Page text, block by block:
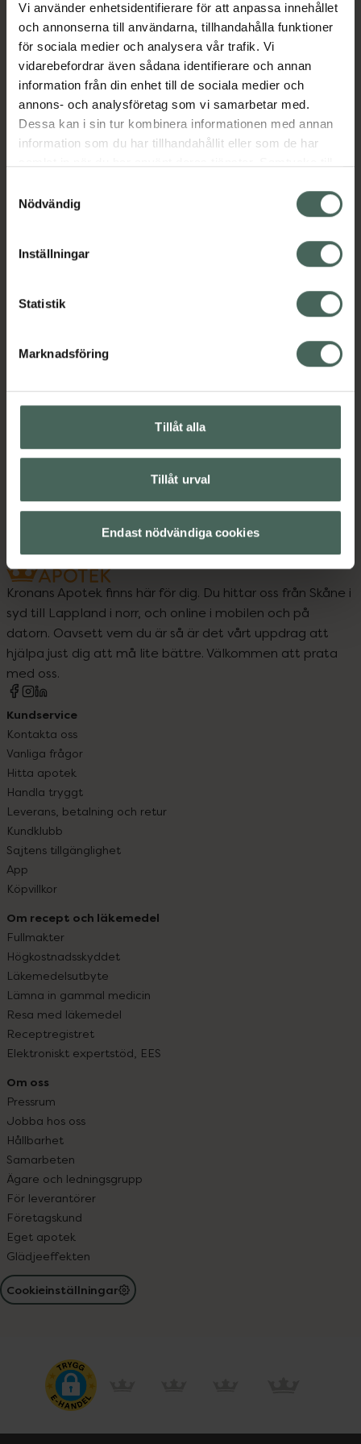
Vi använder enhetsidentifierare för att anpassa innehållet
och annonserna till användarna, tillhandahålla funktioner
för sociala medier och analysera vår trafik. Vi
vidarebefordrar även sådana identifierare och annan
information från din enhet till de sociala medier och
annons- och analysföretag som vi samarbetar med.
Dessa kan i sin tur kombinera informationen med annan
information som du har tillhandahållit eller som de har
återkalla ditt samtycke via webbplatsens
cookieinställningar. Ett återkallat samtycke påverkar inte
lagligheten av behandling som skett innan återkallelsen.
Nödvändig
Inställningar
Statistik
Marknadsföring
Tillåt alla
Tillåt urval
Endast nödvändiga cookies
jämna ut ojämheter i hornhinnan och ger en
klar och skarp syn.
• Baskurva; 8.6
• Diameter; 14,0
Jämförpris 44,83 kr/st
EAN:04719875825972
Kontaktlinser
Omdömen Visa
Innehåll Visa
Visa
Upptäck flera produkter inom
Kronans Apotek finns här för dig. Du hittar oss från Skåne i
syd till Lappland i norr, och online i mobilen och på
datorn. Oavsett vem du är så är det vårt uppdrag att
hjälpa just dig att må lite bättre. Välkommen att prata
med oss.
Kundservice
Kontakta oss
Vanliga frågor
Hitta apotek
Handla tryggt
Leverans, betalning och retur
Kundklubb
Sajtens tillgänglighet
App
Köpvillkor
Om recept och läkemedel
Fullmakter
Högkostnadsskyddet
Läkemedelsutbyte
Lämna in gammal medicin
Resa med läkemedel
Receptregistret
Elektroniskt expertstöd, EES
Om oss
Pressrum
Jobba hos oss
Hållbarhet
Samarbeten
Ägare och ledningsgrupp
För leverantörer
Företagskund
Eget apotek
Glädjeeffekten
Cookieinställningar